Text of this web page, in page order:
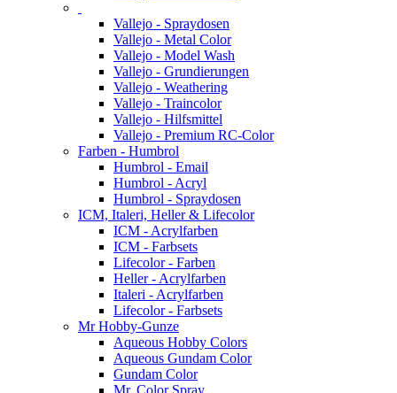
Vallejo - Spraydosen
Vallejo - Metal Color
Vallejo - Model Wash
Vallejo - Grundierungen
Vallejo - Weathering
Vallejo - Traincolor
Vallejo - Hilfsmittel
Vallejo - Premium RC-Color
Farben - Humbrol
Humbrol - Email
Humbrol - Acryl
Humbrol - Spraydosen
ICM, Italeri, Heller & Lifecolor
ICM - Acrylfarben
ICM - Farbsets
Lifecolor - Farben
Heller - Acrylfarben
Italeri - Acrylfarben
Lifecolor - Farbsets
Mr Hobby-Gunze
Aqueous Hobby Colors
Aqueous Gundam Color
Gundam Color
Mr. Color Spray